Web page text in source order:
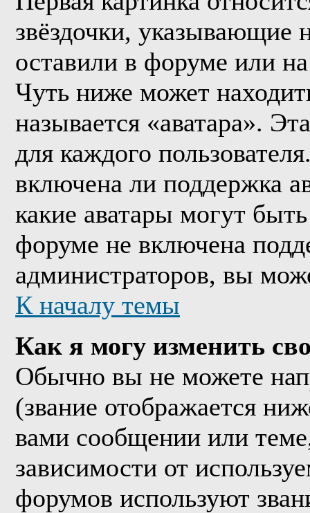
звёздочки, указывающие
оставили в форуме или
Чуть ниже может
называется «аватара».
для каждого
включена ли поддержка
какие аватары могут
форуме не включена
администраторов, вы
К началу темы
Как я могу изменить
Обычно вы не можете
(звание отображается
вами сообщении или
зависимости от
форумов используют